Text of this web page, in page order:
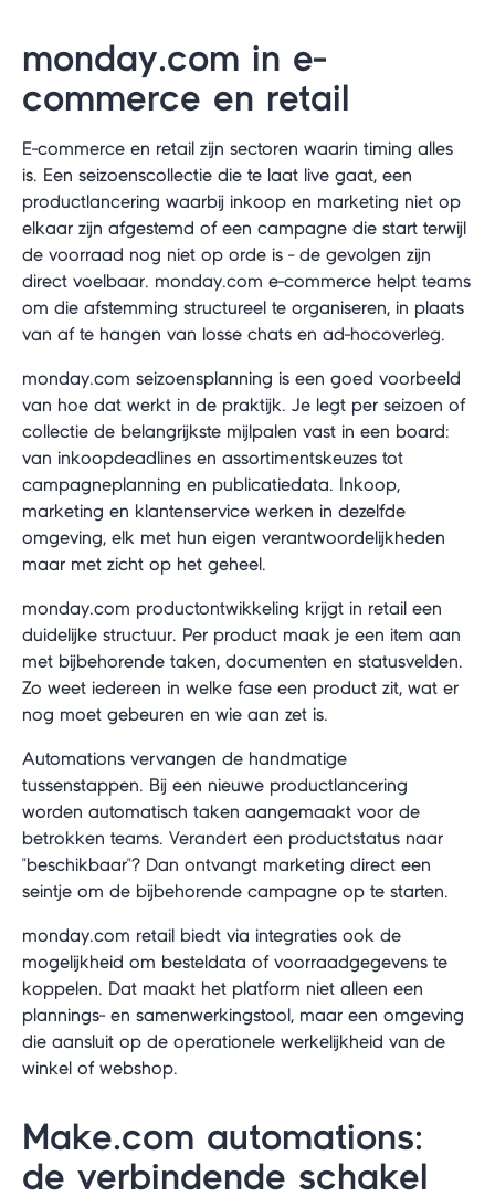
monday.com in e-
commerce en retail
E-commerce en retail zijn sectoren waarin timing alles
is. Een seizoenscollectie die te laat live gaat, een
productlancering waarbij inkoop en marketing niet op
elkaar zijn afgestemd of een campagne die start terwijl
de voorraad nog niet op orde is - de gevolgen zijn
direct voelbaar. monday.com e-commerce helpt teams
om die afstemming structureel te organiseren, in plaats
van af te hangen van losse chats en ad-hocoverleg.
monday.com seizoensplanning is een goed voorbeeld
van hoe dat werkt in de praktijk. Je legt per seizoen of
collectie de belangrijkste mijlpalen vast in een board:
van inkoopdeadlines en assortimentskeuzes tot
campagneplanning en publicatiedata. Inkoop,
marketing en klantenservice werken in dezelfde
omgeving, elk met hun eigen verantwoordelijkheden
maar met zicht op het geheel.
monday.com productontwikkeling krijgt in retail een
duidelijke structuur. Per product maak je een item aan
met bijbehorende taken, documenten en statusvelden.
Zo weet iedereen in welke fase een product zit, wat er
nog moet gebeuren en wie aan zet is.
Automations vervangen de handmatige
tussenstappen. Bij een nieuwe productlancering
worden automatisch taken aangemaakt voor de
betrokken teams. Verandert een productstatus naar
"beschikbaar"? Dan ontvangt marketing direct een
seintje om de bijbehorende campagne op te starten.
monday.com retail biedt via integraties ook de
mogelijkheid om besteldata of voorraadgegevens te
koppelen. Dat maakt het platform niet alleen een
plannings- en samenwerkingstool, maar een omgeving
die aansluit op de operationele werkelijkheid van de
winkel of webshop.
Make.com automations:
de verbindende schakel